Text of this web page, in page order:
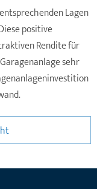
Lagen
positive
Rendite für
sehr